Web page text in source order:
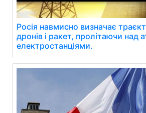
Росія навмисно визначає
дронів і ракет, пролітаючи над
електростанціями.